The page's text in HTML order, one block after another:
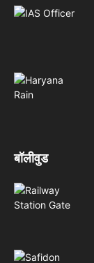
बॉलीवुड